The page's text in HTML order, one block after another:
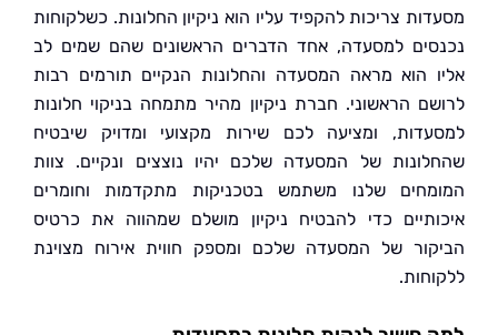
צריכות להקפיד עליו הוא ניקיון החלונות. כשלקוחות
למסעדה, אחד הדברים הראשונים שהם שמים לב
הוא מראה המסעדה והחלונות הנקיים תורמים רבות
הראשוני. חברת ניקיון מהיר מתמחה בניקוי חלונות
ומציעה לכם שירות מקצועי ומדויק שיבטיח
של המסעדה שלכם יהיו נוצצים ונקיים. צוות
שלנו משתמש בטכניקות מתקדמות וחומרים
כדי להבטיח ניקיון מושלם שמהווה את כרטיס
של המסעדה שלכם ומספק חווית אירוח מצוינת